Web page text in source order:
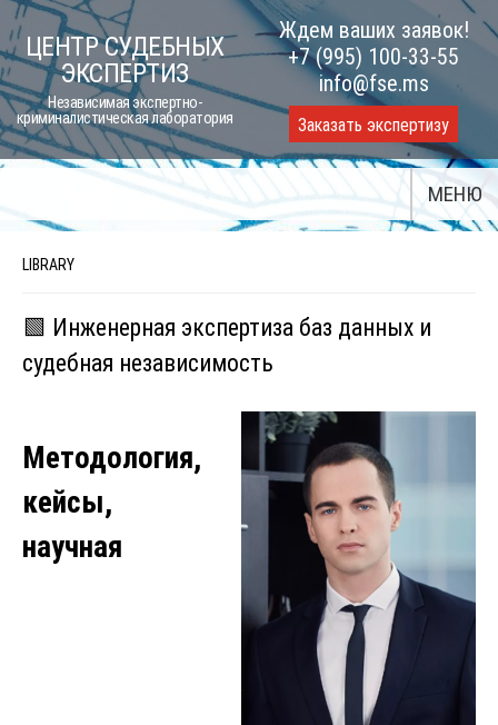
Skip
to
content
ЦЕНТР СУДЕБНЫХ
ЭКСПЕРТИЗ
Независимая экспертно-
криминалистическая лаборатория
Ждем ваших заявок!
+7 (995) 100-33-55
info@fse.ms
Заказать экспертизу
МЕНЮ
LIBRARY
🟩 Инженерная экспертиза баз данных и
судебная независимость
Методология,
кейсы,
научная